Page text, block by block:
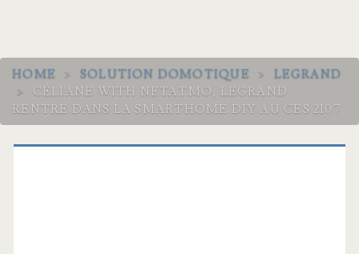
HOME > SOLUTION DOMOTIQUE >
LEGRAND
>
CÉLIANE WITH NETATMO, LEGRAND
RENTRE DANS LA SMARTHOME DIY AU CES 2107